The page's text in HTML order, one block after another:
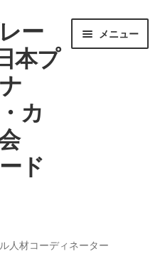
ー
本プ
カ
ド
メニュー
人材コーディネーター